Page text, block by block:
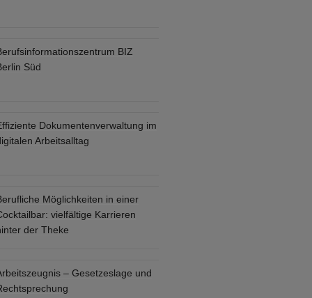
BIZ
Süd
Dokumentenverwaltung im
Arbeitsalltag
Möglichkeiten in einer
vielfältige Karrieren
der Theke
– Gesetzeslage und